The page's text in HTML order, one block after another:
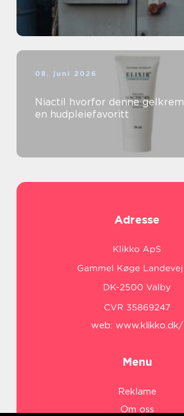
08. juni 2026
Niactil hvorfor denne gelkremen har blitt
en hudpleiefavoritt
Adresse
web: www.klikko.dk/
Menu
Reklame
Om oss